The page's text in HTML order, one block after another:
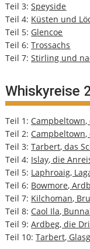
Teil 3:Speyside
Teil 4: Küsten und
Teil 5: Glencoe
Teil 6:Trossachs
Teil 7:Stirling und
Whiskyreise
Teil 1:
Teil 2:
Teil 3:Tarbert, das
Teil 4: Islay, die
Teil 5: Laphroaig,
Teil 6: Bowmore,
Teil 7: Kilchoman,
Teil 8: Caol Ila,
Teil 9:Ardbeg, die
Teil 10:Tarbert,